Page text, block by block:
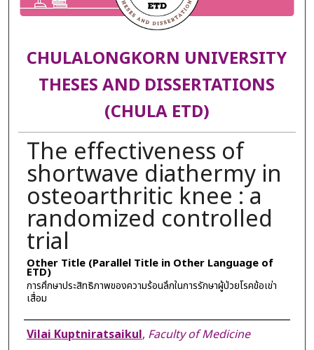
CHULALONGKORN UNIVERSITY
THESES AND DISSERTATIONS
(CHULA ETD)
The effectiveness of
shortwave diathermy in
osteoarthritic knee : a
randomized controlled
trial
Other Title (Parallel Title in Other Language of
ETD)
การศึกษาประสิทธิภาพของความร้อนลึกในการรักษาผู้ป่วยโรคข้อเข่า
เสื่อม
Author
Vilai Kuptniratsaikul, Faculty of Medicine